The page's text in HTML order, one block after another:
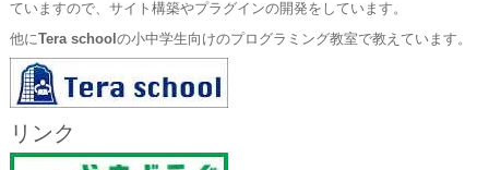
ていますので、サイト構築やプラグインの開発をしています。
他にTera school の小中学生向けのプログラミング教室で教えています。
リンク